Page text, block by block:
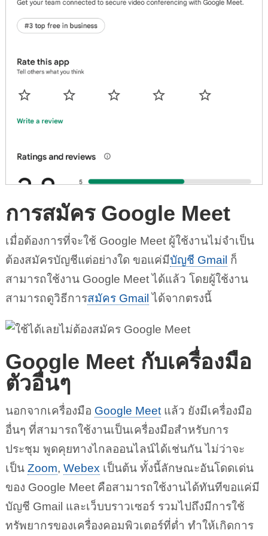
การสมัคร Google Meet
เมื่อต้องการที่จะใช้ Google Meet ผู้ใช้งานไม่จำเป็น
ต้องสมัครบัญชีแต่อย่างใด ขอแค่มีบัญชี Gmail ก็
สามารถใช้งาน Google Meet ได้แล้ว โดยผู้ใช้งาน
สามารถดูวิธีการสมัคร Gmail ได้จากตรงนี้
Google Meet กับเครื่องมือ
ตัวอื่นๆ
นอกจากเครื่องมือ Google Meetแล้ว ยังมีเครื่องมือ
อื่นๆ ที่สามารถใช้งานเป็นเครื่องมือสำหรับการ
ประชุม พูดคุยทางไกลออนไลน์ได้เช่นกัน ไม่ว่าจะ
เป็น Zoom, Webex เป็นต้น ทั้งนี้ลักษณะอันโดดเด่น
ของ Google Meet คือสามารถใช้งานได้ทันทีขอแค่มี
บัญชี Gmail และเว็บบราวเซอร์ รวมไปถึงมีการใช้
ทรัพยากรของเครื่องคอมพิวเตอร์ที่ต่ำ ทำให้เกิดการ